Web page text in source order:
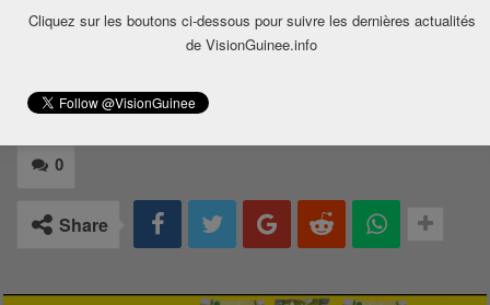
0
Share
Cliquez sur les boutons ci-dessous pour suivre les dernières actualités
de VisionGuinee.info